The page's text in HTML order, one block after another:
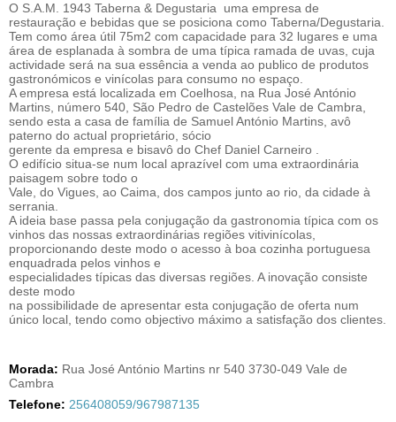
O S.A.M. 1943 Taberna & Degustaria uma empresa de
restauração e bebidas que se posiciona como Taberna/Degustaria.
Tem como área útil 75m2 com capacidade para 32 lugares e uma
área de esplanada à sombra de uma típica ramada de uvas, cuja
actividade será na sua essência a venda ao publico de produtos
gastronómicos e vinícolas para consumo no espaço.
A empresa está localizada em Coelhosa, na Rua José António
Martins, número 540, São Pedro de Castelões Vale de Cambra,
sendo esta a casa de família de Samuel António Martins, avô
paterno do actual proprietário, sócio
gerente da empresa e bisavô do Chef Daniel Carneiro .
O edifício situa-se num local aprazível com uma extraordinária
paisagem sobre todo o
Vale, do Vigues, ao Caima, dos campos junto ao rio, da cidade à
serrania.
A ideia base passa pela conjugação da gastronomia típica com os
vinhos das nossas extraordinárias regiões vitivinícolas,
proporcionando deste modo o acesso à boa cozinha portuguesa
enquadrada pelos vinhos e
especialidades típicas das diversas regiões. A inovação consiste
deste modo
na possibilidade de apresentar esta conjugação de oferta num
único local, tendo como objectivo máximo a satisfação dos clientes.
Morada: Rua José António Martins nr 540 3730-049 Vale de
Cambra
Telefone: 256408059/967987135